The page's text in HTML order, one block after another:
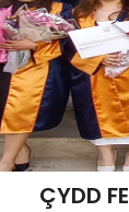
ÇYDD